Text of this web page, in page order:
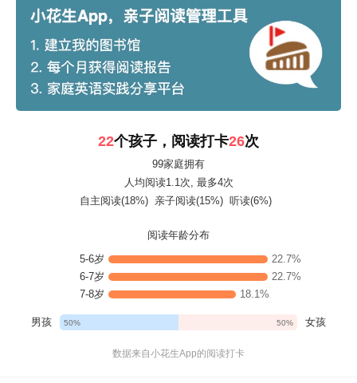
22个孩子，阅读打卡26次
99家庭拥有
人均阅读1.1次 , 最多4次
自主阅读(18%) 亲子阅读(15%) 听读(6%)
阅读年龄分布
5-6岁
22.7%
6-7岁
22.7%
7-8岁
18.1%
男孩 50% 50% 女孩
数据来自小花生App的阅读打卡